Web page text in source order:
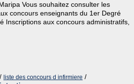
Vous souhaitez consulter les
concours enseignants du 1er Degré
Inscriptions aux concours administratifs,
/ liste des concours d infirmiere /